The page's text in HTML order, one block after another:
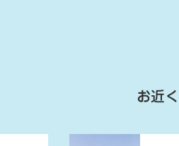
お近